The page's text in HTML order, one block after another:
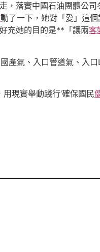
，落實中國石油團體公
動了一下，她對「愛」這
充她的目的是**「讓兩客
產氣、入口管道氣、入
現實舉動踐行‘確保國民